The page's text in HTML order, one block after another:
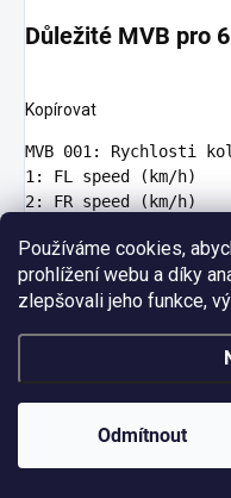
Používáme cookies,
prohlížení webu a díky
zlepšovali jeho funkce,
Odmítnout
Důležité MVB pro
Kopírovat
MVB 001 :
Rychlosti kol
1 :
FL speed (km/h)
2:
FR speed (km/h)
4: RR speed (km/h)
Norma: 0.0 v klidu
3: ESP button (0/1)
Handbrake (0/1)